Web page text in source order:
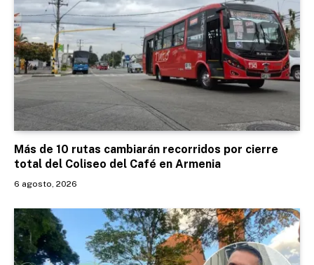
Más de 10 rutas cambiarán recorridos por cierre
total del Coliseo del Café en Armenia
6 agosto, 2026